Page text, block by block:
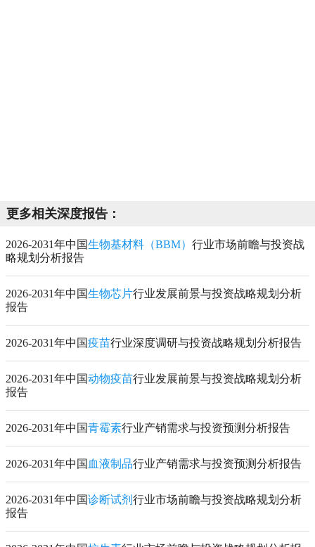
更多相关深度报告：
2026-2031年中国生物基材料（BBM） 行业市场前瞻与投资战
略规划分析报告
2026-2031年中国生物芯片行业发展前景与投资战略规划分析
报告
2026-2031年中国疫苗行业深度调研与投资战略规划分析报告
2026-2031年中国动物疫苗行业发展前景与投资战略规划分析
报告
2026-2031年中国青霉素行业产销需求与投资预测分析报告
2026-2031年中国 血液制品行业产销需求与投资预测分析报告
2026-2031年中国诊断试剂 行业市场前瞻与投资战略规划分析
报告